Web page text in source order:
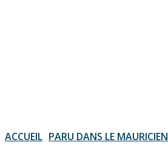
ACCUEIL PARU DANS LE MAURICIEN